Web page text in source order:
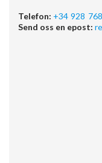
Telefon: +34 928
Send oss en epost: